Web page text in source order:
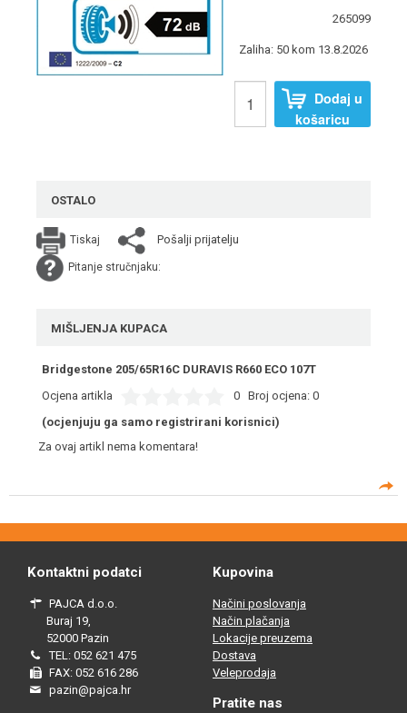
265099
Zaliha: 50 kom 13.8.2026
Dodaj u
košaricu
OSTALO
Tiskaj Pošalji prijatelju
Pitanje stručnjaku:
MIŠLJENJA KUPACA
Bridgestone 205/65R16C DURAVIS R660 ECO 107T
Ocjena artikla
0 Broj ocjena: 0
(ocjenjuju ga samo registrirani korisnici)
Za ovaj artikl nema komentara!
Kontaktni podatci
PAJCA d.o.o.
Buraj 19,
52000 Pazin
TEL: 052 621 475
FAX: 052 616 286
pazin@pajca.hr
Kupovina
Načini poslovanja
Način plačanja
Lokacije preuzema
Dostava
Veleprodaja
Pratite nas